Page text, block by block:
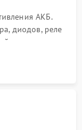
АКБ.
диодов, реле
поиск вздутых
плате.